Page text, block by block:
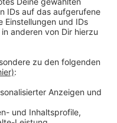
sind auf der
sagte uns
Restarbeiten
Wesel
noch Isolatoren an
Abellio auf den
steht nun ein